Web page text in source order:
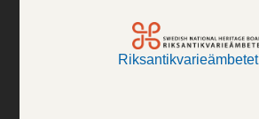
Riksantikvarieämbetet